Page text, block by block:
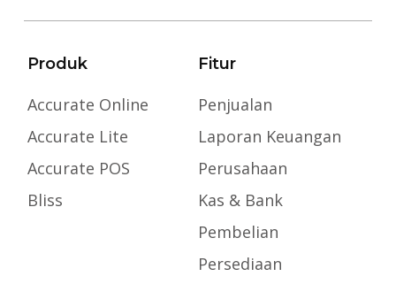
Produk
Accurate Online
Accurate Lite
Accurate POS
Bliss
Fitur
Penjualan
Laporan Keuangan
Perusahaan
Kas & Bank
Pembelian
Persediaan